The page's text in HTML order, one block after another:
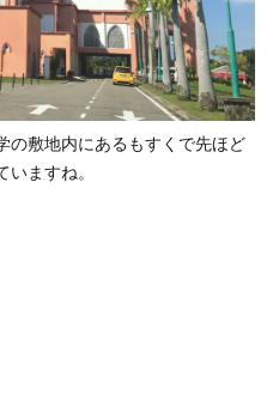
の敷地内にあるもすくで先ほど
ますね。